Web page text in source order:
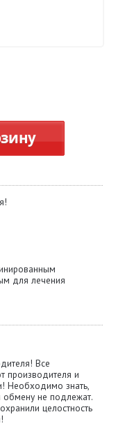
для лечения
Все
производителя и
Необходимо знать,
обмену не подлежат.
целостность